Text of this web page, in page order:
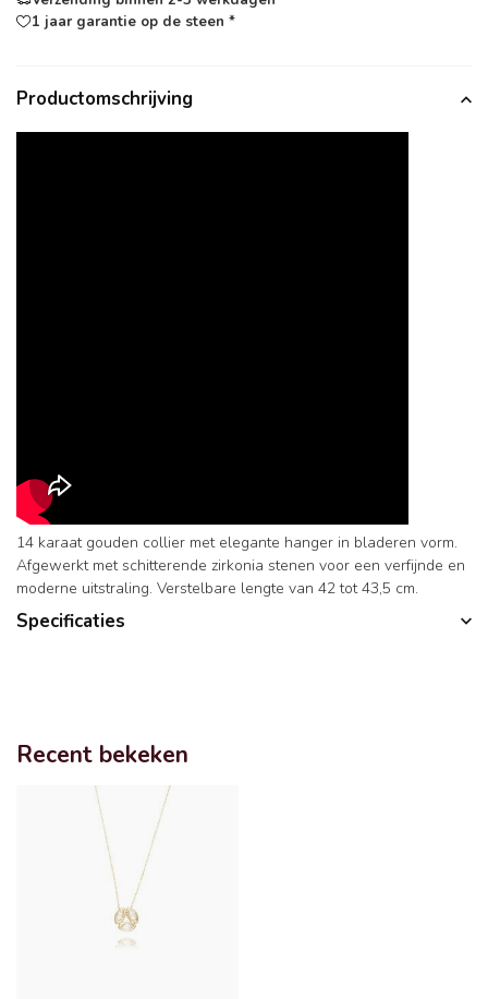
1 jaar garantie op de steen *
Productomschrijving
14 karaat gouden collier met elegante hanger in bladeren vorm.
Afgewerkt met schitterende zirkonia stenen voor een verfijnde en
moderne uitstraling. Verstelbare lengte van 42 tot 43,5 cm.
Specificaties
Recent bekeken